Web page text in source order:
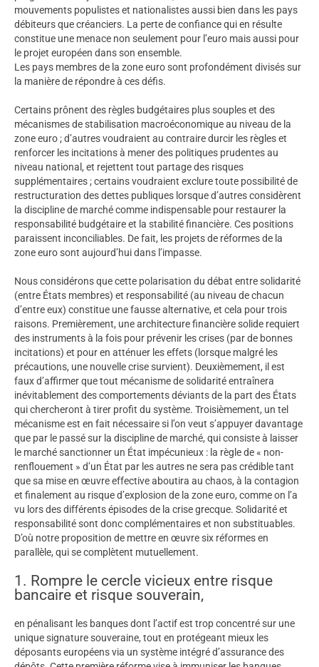
mouvements populistes et nationalistes aussi bien dans les pays
débiteurs que créanciers. La perte de confiance qui en résulte
constitue une menace non seulement pour l’euro mais aussi pour
le projet européen dans son ensemble.
Les pays membres de la zone euro sont profondément divisés sur
la manière de répondre à ces défis.
Certains prônent des règles budgétaires plus souples et des
mécanismes de stabilisation macroéconomique au niveau de la
zone euro ; d’autres voudraient au contraire durcir les règles et
renforcer les incitations à mener des politiques prudentes au
niveau national, et rejettent tout partage des risques
supplémentaires ; certains voudraient exclure toute possibilité de
restructuration des dettes publiques lorsque d’autres considèrent
la discipline de marché comme indispensable pour restaurer la
responsabilité budgétaire et la stabilité financière. Ces positions
paraissent inconciliables. De fait, les projets de réformes de la
zone euro sont aujourd’hui dans l’impasse.
Nous considérons que cette polarisation du débat entre solidarité
(entre États membres) et responsabilité (au niveau de chacun
d’entre eux) constitue une fausse alternative, et cela pour trois
raisons. Premièrement, une architecture financière solide requiert
des instruments à la fois pour prévenir les crises (par de bonnes
incitations) et pour en atténuer les effets (lorsque malgré les
précautions, une nouvelle crise survient). Deuxièmement, il est
faux d’affirmer que tout mécanisme de solidarité entraînera
inévitablement des comportements déviants de la part des États
qui chercheront à tirer profit du système. Troisièmement, un tel
mécanisme est en fait nécessaire si l’on veut s’appuyer davantage
que par le passé sur la discipline de marché, qui consiste à laisser
le marché sanctionner un État impécunieux : la règle de « non-
renflouement » d’un État par les autres ne sera pas crédible tant
que sa mise en œuvre effective aboutira au chaos, à la contagion
et finalement au risque d’explosion de la zone euro, comme on l’a
vu lors des différents épisodes de la crise grecque. Solidarité et
responsabilité sont donc complémentaires et non substituables.
D’où notre proposition de mettre en œuvre six réformes en
parallèle, qui se complètent mutuellement.
1. Rompre le cercle vicieux entre risque
bancaire et risque souverain,
en pénalisant les banques dont l’actif est trop concentré sur une
unique signature souveraine, tout en protégeant mieux les
déposants européens via un système intégré d’assurance des